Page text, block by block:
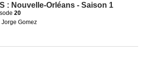
: Nouvelle-Orléans - Saison 1
20
Jorge Gomez